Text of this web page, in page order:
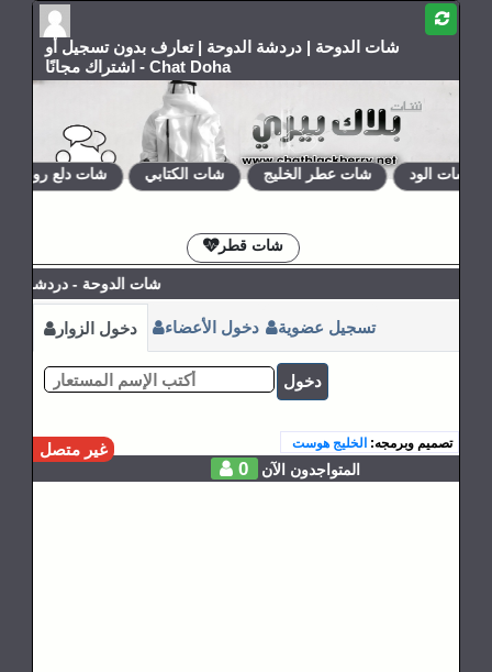
شات الدوحة | دردشة الدوحة | تعارف بدون تسجيل أو
اشتراك مجانًا - Chat Doha
شات دلع روحي شات الكتابي شات عطر الخليج شات الود
شات قطر
شات الدوحة - دردشة
دخول الزوار دخول الأعضاء تسجيل عضوية
دخول
غير متصل تصميم وبرمجه:الخليج هوست
0 المتواجدون الآن